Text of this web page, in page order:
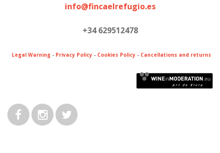
info@fincaelrefugio.es
+34 629512478
Legal Warning - Privacy Policy - Cookies Policy - Cancellations and returns